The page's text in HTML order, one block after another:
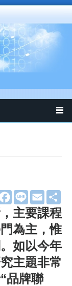
F
a
c
e
b
o
o
k
L
n
e
E
m
a
i
主要課程
為主，惟
如以今年
主題非常
品牌聯